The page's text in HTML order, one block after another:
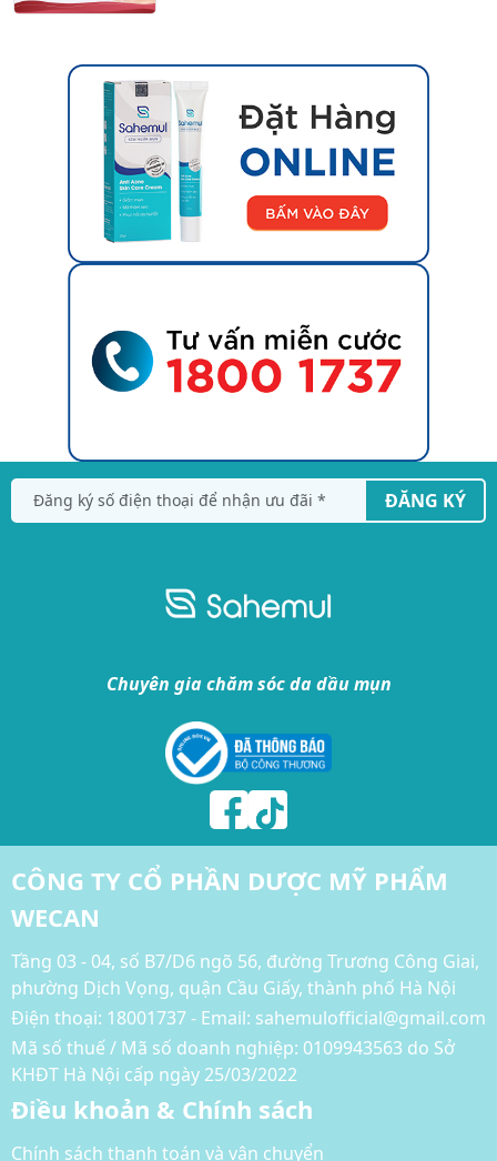
ĐĂNG KÝ
Chuyên gia chăm sóc da dầu mụn
CÔNG TY CỔ PHẦN DƯỢC MỸ PHẨM
WECAN
Tầng 03 - 04, số B7/D6 ngõ 56, đường Trương Công Giai,
phường Dịch Vọng, quận Cầu Giấy, thành phố Hà Nội
Điện thoại: 18001737 - Email: sahemulofficial@gmail.com
Mã số thuế / Mã số doanh nghiệp: 0109943563 do Sở
KHĐT Hà Nội cấp ngày 25/03/2022
Điều khoản & Chính sách
Chính sách thanh toán và vận chuyển